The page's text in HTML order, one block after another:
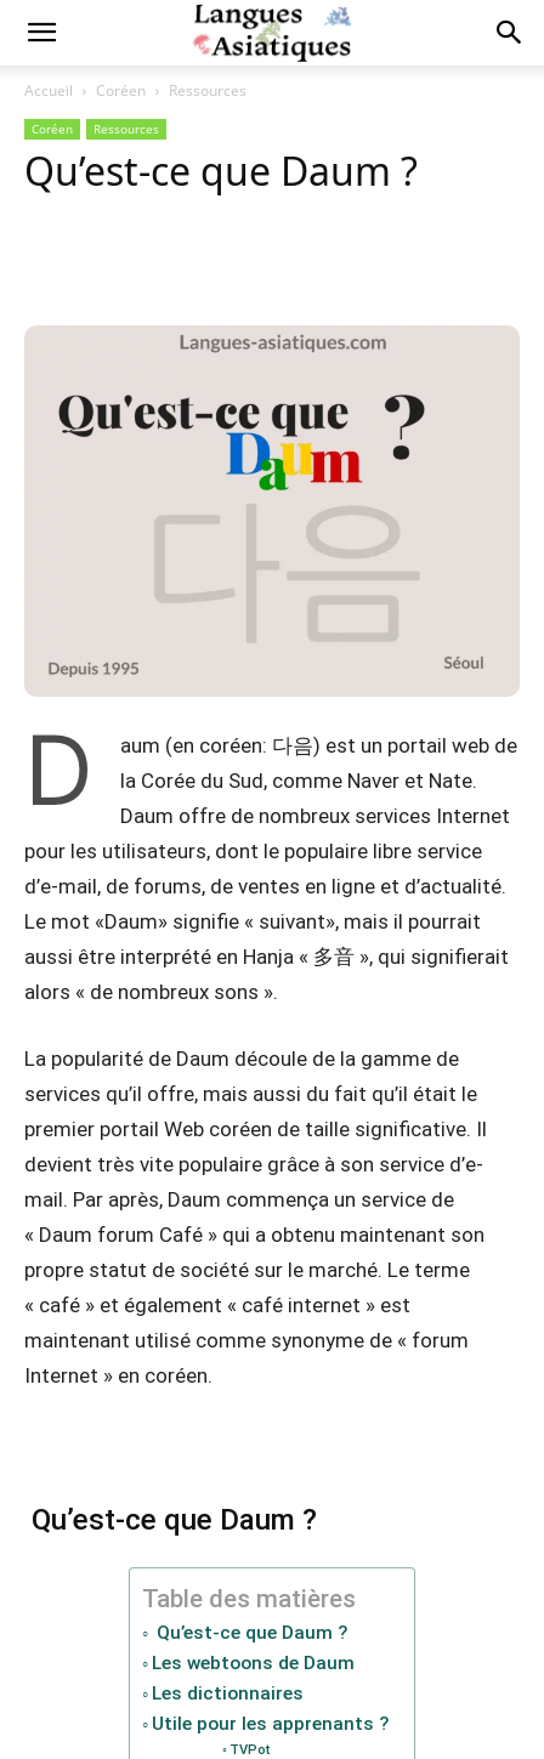
Accueil Coréen Ressources
Coréen Ressources
Qu’est-ce que Daum ?
D
aum (en coréen: 다음) est un portail web de
la Corée du Sud, comme Naver et Nate.
Daum offre de nombreux services Internet
pour les utilisateurs, dont le populaire libre service
d’e-mail, de forums, de ventes en ligne et d’actualité.
Le mot «Daum» signifie « suivant», mais il pourrait
aussi être interprété en Hanja « 多音 », qui signifierait
alors « de nombreux sons ».
La popularité de Daum découle de la gamme de
services qu’il offre, mais aussi du fait qu’il était le
premier portail Web coréen de taille significative. Il
devient très vite populaire grâce à son service d’e-
mail. Par après, Daum commença un service de
« Daum forum Café » qui a obtenu maintenant son
propre statut de société sur le marché. Le terme
« café » et également « café internet » est
maintenant utilisé comme synonyme de « forum
Internet » en coréen.
Qu’est-ce que Daum ?
Table des matières
Qu’est-ce que Daum ?
Les webtoons de Daum
Les dictionnaires
Utile pour les apprenants ?
TVPot